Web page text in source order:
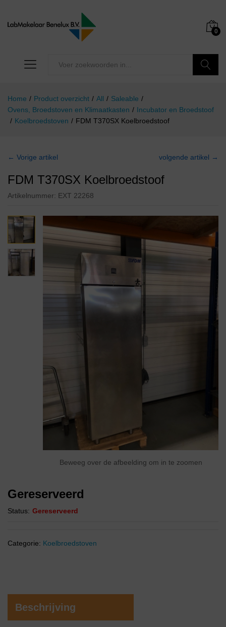
0
Home / Product overzicht / All / Saleable /
Ovens, Broedstoven en Klimaatkasten / Incubator en Broedstoof
/ Koelbroedstoven / FDM T370SX Koelbroedstoof
← Vorige artikel volgende artikel →
FDM T370SX Koelbroedstoof
Artikelnummer: EXT 22268
Beweeg over de afbeelding om in te zoomen
Gereserveerd
Status: Gereserveerd
Categorie: Koelbroedstoven
Beschrijving